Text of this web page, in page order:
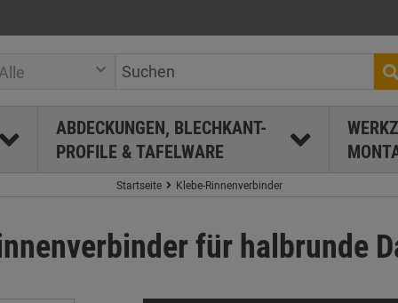
ABDECKUNGEN, BLECHKANT-
PROFILE & TAFELWARE
Startseite Klebe-Rinnenverbinder
für halbrunde